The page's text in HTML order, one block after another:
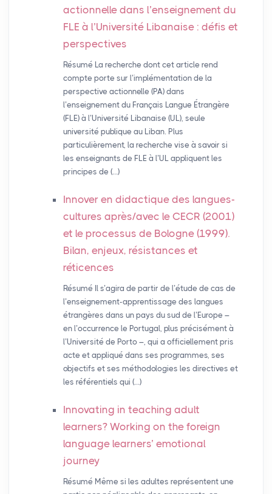
actionnelle dans l’enseignement du
FLE à l’Université Libanaise : défis et
perspectives
Résumé La recherche dont cet article rend
compte porte sur l’implémentation de la
perspective actionnelle (PA) dans
l’enseignement du Français Langue Étrangère
(FLE) à l’Université Libanaise (UL), seule
université publique au Liban. Plus
particulièrement, la recherche vise à savoir si
les enseignants de FLE à l’UL appliquent les
principes de (…)
Innover en didactique des langues-
cultures après/avec le CECR (2001)
et le processus de Bologne (1999).
Bilan, enjeux, résistances et
réticences
Résumé Il s’agira de partir de l’étude de cas de
l’enseignement-apprentissage des langues
étrangères dans un pays du sud de l’Europe –
en l’occurrence le Portugal, plus précisément à
l’Université de Porto –, qui a officiellement pris
acte et appliqué dans ses programmes, ses
objectifs et ses méthodologies les directives et
les référentiels qui (…)
Innovating in teaching adult
learners? Working on the foreign
language learners’ emotional
journey
Résumé Même si les adultes représentent une